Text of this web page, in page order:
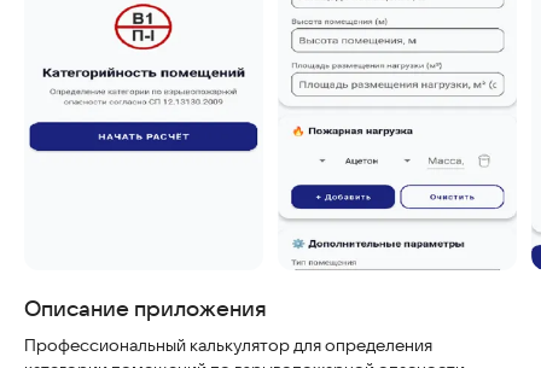
Описание приложения
Профессиональный калькулятор для определения